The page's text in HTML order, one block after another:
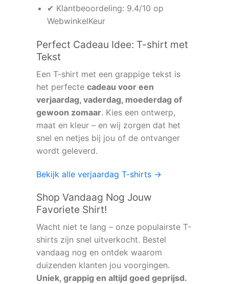
✔ Klantbeoordeling: 9.4/10 op
WebwinkelKeur
Perfect Cadeau Idee: T-shirt met
Tekst
Een T-shirt met een grappige tekst is
het perfecte cadeau voor een
verjaardag, vaderdag, moederdag of
gewoon zomaar. Kies een ontwerp,
maat en kleur – en wij zorgen dat het
snel en netjes bij jou of de ontvanger
wordt geleverd.
Bekijk alle verjaardag T-shirts →
Shop Vandaag Nog Jouw
Favoriete Shirt!
Wacht niet te lang – onze populairste T-
shirts zijn snel uitverkocht. Bestel
vandaag nog en ontdek waarom
duizenden klanten jou voorgingen.
Uniek, grappig en altijd goed geprijsd.